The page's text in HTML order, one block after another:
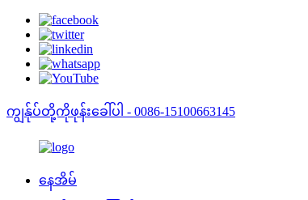
ကျွန်ုပ်တို့ကိုဖုန်းခေါ်ပါ - 0086-15100663145
နေအိမ်